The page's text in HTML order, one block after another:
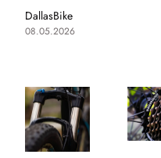
DallasBike
08.05.2026